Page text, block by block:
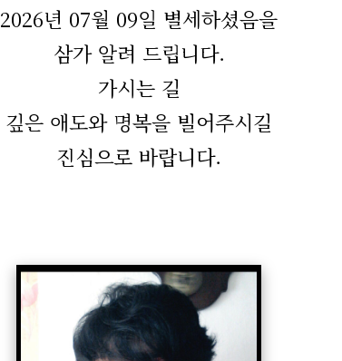
2026년 07월 09일 별세하셨음을
삼가 알려 드립니다.
가시는 길
깊은 애도와 명복을 빌어주시길
진심으로 바랍니다.